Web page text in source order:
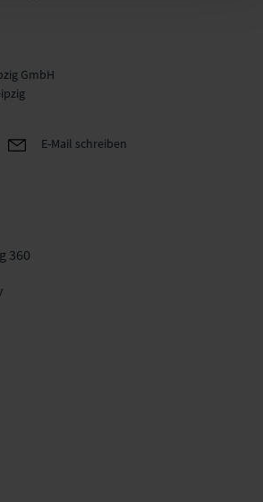
GmbH
E-Mail schreiben
360